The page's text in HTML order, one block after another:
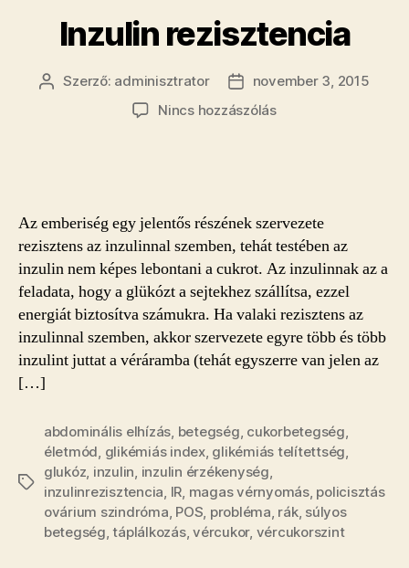
Inzulin rezisztencia
Bejegyzés
Szerző: adminisztrator
Bejegyzés
dátuma
november 3, 2015
Nincs hozzászólása(z)
Az emberiség egy jelentős részének szervezete
rezisztens az inzulinnal szemben, tehát testében az
inzulin nem képes lebontani a cukrot. Az inzulinnak az a
feladata, hogy a glükózt a sejtekhez szállítsa, ezzel
energiát biztosítva számukra. Ha valaki rezisztens az
inzulinnal szemben, akkor szervezete egyre több és több
inzulint juttat a véráramba (tehát egyszerre van jelen az
[…]
Címkék
abdominális elhízás, betegség, cukorbetegség,
életmód, glikémiás index, glikémiás telítettség,
glukóz, inzulin, inzulin érzékenység,
inzulinrezisztencia, IR, magas vérnyomás, policisztás
ovárium szindróma, POS, probléma, rák, súlyos
betegség,táplálkozás,vércukor, vércukorszint